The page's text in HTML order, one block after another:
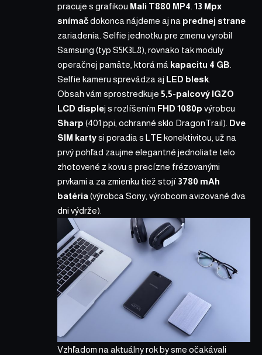
pracuje s grafikou Mali T880 MP4 13 Mpx
snímačdokonca nájdeme aj na prednej strane
zariadenia. Selfie jednotku pre zmenu vyrobil
Samsung (typ S5K3L8), rovnako tak moduly
operačnej pamäte, ktorá má kapacitu 4 GB
Selfie kameru sprevádza aj LED blesk
Obsah vám sprostredkuje 5,5-palcový IGZO
LCD displej s rozlíšením FHD 1080p výrobcu
Sharp (401 ppi, ochranné sklo DragonTrail). Dve
SIM kartysi poradia s LTE konektivitou, už na
prvý pohľad zaujme elegantné jednoliate telo
zhotovené z kovu s precízne frézovanými
prvkami a za zmienku tiež stojí 3780 mAh
batéria (výrobca Sony, výrobcom avizované dva
dni výdrže).
Vzhľadom na aktuálny rok by sme očakávali